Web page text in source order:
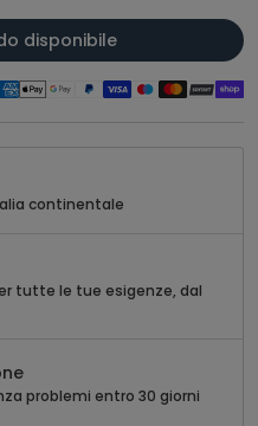
disponibile
continentale
tutte le tue esigenze, dal
problemi entro 30 giorni